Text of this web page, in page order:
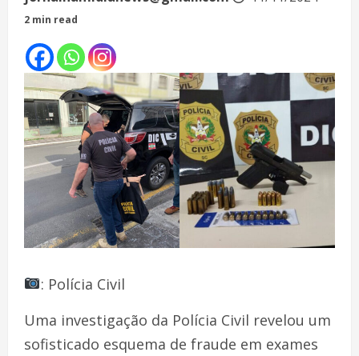
2 min read
: Polícia Civil
Uma investigação da Polícia Civil revelou um
sofisticado esquema de fraude em exames